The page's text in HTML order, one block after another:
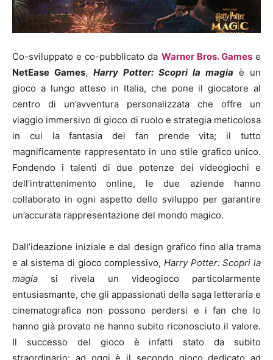
Co-sviluppato e co-pubblicato da Warner Bros. Games e
NetEase Games, Harry Potter: Scopri la magia è un
gioco a lungo atteso in Italia, che pone il giocatore al
centro di un’avventura personalizzata che offre un
viaggio immersivo di gioco di ruolo e strategia meticolosa
in cui la fantasia dei fan prende vita; il tutto
magnificamente rappresentato in uno stile grafico unico.
Fondendo i talenti di due potenze dei videogiochi e
dell’intrattenimento online, le due aziende hanno
collaborato in ogni aspetto dello sviluppo per garantire
un’accurata rappresentazione del mondo magico.
Dall’ideazione iniziale e dal design grafico fino alla trama
e al sistema di gioco complessivo, Harry Potter: Scopri la
magia si rivela un videogioco particolarmente
entusiasmante, che gli appassionati della saga letteraria e
cinematografica non possono perdersi e i fan che lo
hanno già provato ne hanno subito riconosciuto il valore.
Il successo del gioco è infatti stato da subito